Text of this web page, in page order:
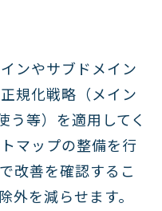
ンやサブドメイン
規化戦略（メイン
う等）を適用してく
マップの整備を行
改善を確認するこ
外を減らせます。